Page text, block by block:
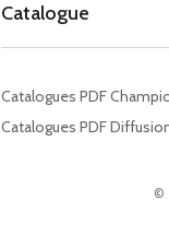
©
Catalogue
Catalogues PDF
Catalogues PDF